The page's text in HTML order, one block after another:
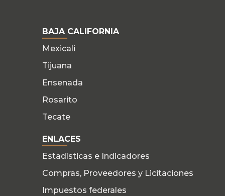
BAJA CALIFORNIA
Mexicali
Tijuana
Ensenada
Rosarito
Tecate
ENLACES
Estadísticas e Indicadores
Compras, Proveedores y Licitaciones
Impuestos federales